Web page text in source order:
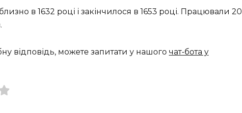
в 1632 році і закінчилося в 1653 році. Працювали 20
відповідь, можете запитати у нашого чат-бота у